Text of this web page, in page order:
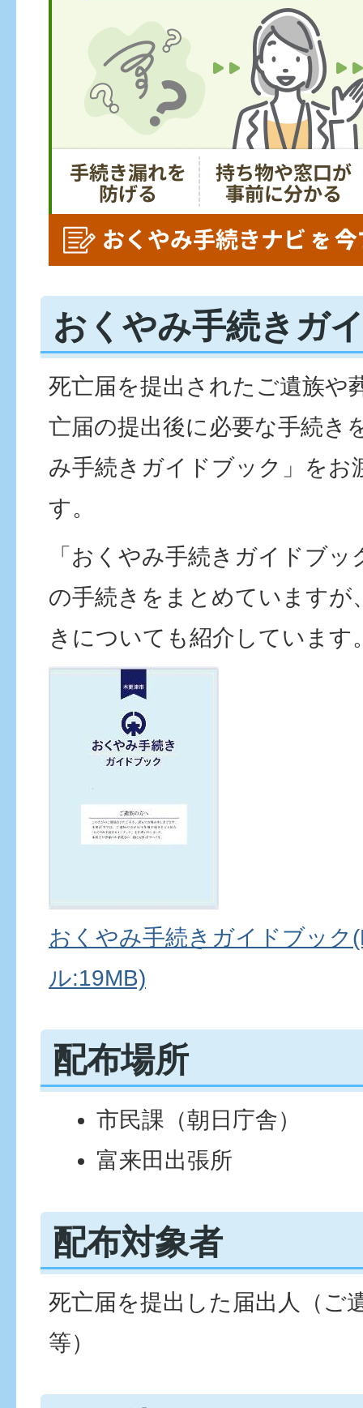
おくやみ手続きガ
死亡届を提出されたご遺族や
亡届の提出後に必要な手続き
み手続きガイドブック」をお
す。
「おくやみ手続きガイドブ
の手続きをまとめていますが
きについても紹介しています
おくやみ手続きガイドブック
ル:19MB)
配布場所
市民課（朝日庁舎）
富来田出張所
配布対象者
死亡届を提出した届出人（ご
等）